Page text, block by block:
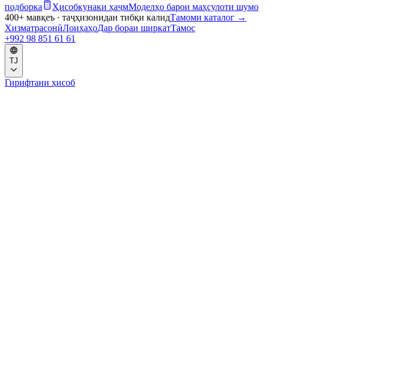
подборка
Ҳисобкунаки ҳаҷмМоделҳо барои маҳсулоти шумо
400+ мавқеъ · таҷҳизонидан тибқи калидТамоми каталог →
ХизматрасонӣЛоиҳаҳоДар бораи ширкатТамос
+992 98 851 61 61
TJ
Гирифтани ҳисоб